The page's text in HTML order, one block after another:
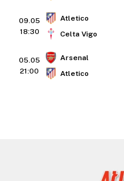
09.05
18:30
Atletico
Celta Vigo
05.05
21:00
Arsenal
Atletico